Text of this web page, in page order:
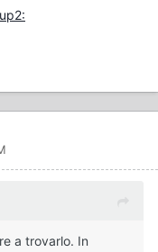
a trovarlo. In